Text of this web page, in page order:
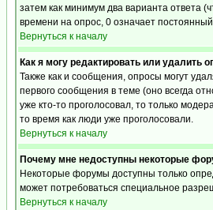
затем как минимум два варианта ответа
времени на опрос, 0 означает
Вернуться к началу
Как я могу редактировать или удалить
Также как и сообщения, опросы могут
первого сообщения в теме (оно всегда
уже кто-то проголосовал, то только
то время как люди уже проголосовали.
Вернуться к началу
Почему мне недоступны некоторые
Некоторые форумы доступны только
может потребоваться специальное
Вернуться к началу